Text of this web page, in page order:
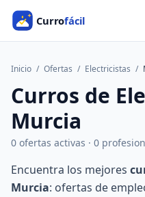
Inicio / Ofertas / Electricistas /
Curros de
Murcia
0 ofertas activas · 0
Encuentra los mejores
Murcia: ofertas de